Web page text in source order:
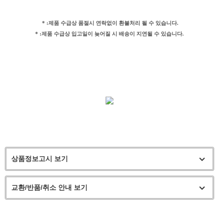
* :제품 수급상 품절시 연락없이 환불처리 될 수 있습니다.
* :제품 수급상 입고일이 늦어질 시 배송이 지연될 수 있습니다.
상품정보고시 보기
교환/반품/취소 안내 보기